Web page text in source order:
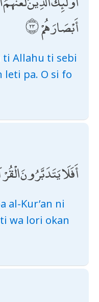
أَبْصَارَهُمْ
ti Allahu ti sebi
leti pa. O si fo
أَفَلَا يَتَدَبَّرُونَ
al-Ƙur’an ni
wa lori okan